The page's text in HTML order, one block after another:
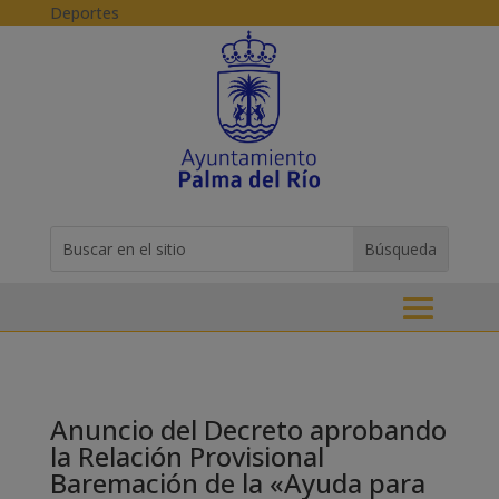
Skip to content
Deportes
for...
Anuncio del Decreto aprobando
la Relación Provisional
Baremación de la «Ayuda para